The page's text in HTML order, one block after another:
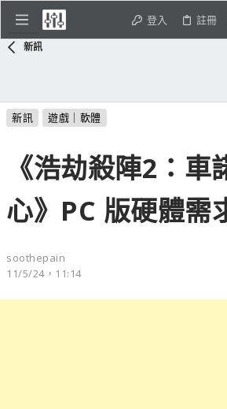
登入 註冊
新訊
新訊 遊戲｜軟體
《浩劫殺陣2：車
心》PC 版硬體需
soothepain
11/5/24，11:14